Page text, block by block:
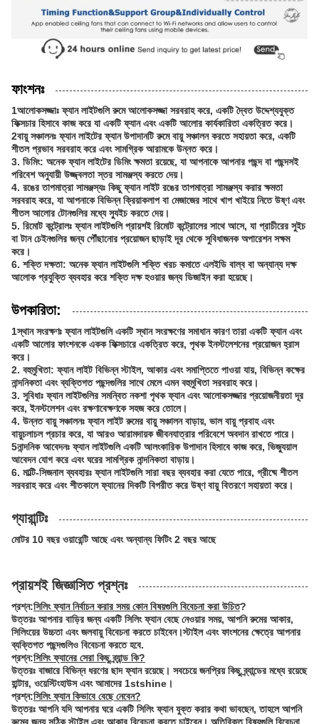
ফাংশনঃ
1আলোকসজ্জাঃ ফ্যান লাইটগুলি রুমে আলোকসজ্জা সরবরাহ করে, একটি দ্বৈত উদ্দেশ্যযুক্ত
ফিক্সচার হিসাবে কাজ করে যা একটি ফ্যান এবং একটি আলোর কার্যকারিতা একত্রিত করে।
2বায়ু সঞ্চালনঃ ফ্যান লাইটের ফ্যান উপাদানটি রুমে বায়ু সঞ্চালন করতে সহায়তা করে, একটি
শীতল প্রভাব সরবরাহ করে এবং সামগ্রিক আরামকে উন্নত করে।
3. ডিমিং: অনেক ফ্যান লাইটের ডিমিং ক্ষমতা রয়েছে, যা আপনাকে আপনার পছন্দ বা পছন্দসই
পরিবেশ অনুযায়ী উজ্জ্বলতা স্তর সামঞ্জস্য করতে দেয়।
4. রঙের তাপমাত্রা সামঞ্জস্যঃ কিছু ফ্যান লাইট রঙের তাপমাত্রা সামঞ্জস্য করার ক্ষমতা
সরবরাহ করে, যা আপনাকে বিভিন্ন ক্রিয়াকলাপ বা মেজাজের সাথে খাপ খাইয়ে নিতে উষ্ণ এবং
শীতল আলোর টোনগুলির মধ্যে স্যুইচ করতে দেয়।
5. রিমোট কন্ট্রোলঃ ফ্যান লাইটগুলি প্রায়শই রিমোট কন্ট্রোলের সাথে আসে, যা প্রাচীরের সুইচ
বা টান চেইনগুলির জন্য পৌঁছানোর প্রয়োজন ছাড়াই দূর থেকে সুবিধাজনক অপারেশন সক্ষম
করে।
6. শক্তি দক্ষতা: অনেক ফ্যান লাইটগুলি শক্তি খরচ কমাতে এলইডি বাল্ব বা অন্যান্য দক্ষ
আলোক প্রযুক্তি ব্যবহার করে শক্তি দক্ষ হওয়ার জন্য ডিজাইন করা হয়েছে।
উপকারিতা:
1স্থান সংরক্ষণঃ ফ্যান লাইটগুলি একটি স্থান সংরক্ষণের সমাধান কারণ তারা একটি ফ্যান এবং
একটি আলোর ফাংশনকে একক ফিক্সচারে একত্রিত করে, পৃথক ইনস্টলেশনের প্রয়োজন হ্রাস
করে।
2. বহুমুখিতা: ফ্যান লাইট বিভিন্ন স্টাইল, আকার এবং সমাপ্তিতে পাওয়া যায়, বিভিন্ন কক্ষের
নান্দনিকতা এবং ব্যক্তিগত পছন্দগুলির সাথে মেলে এমন বহুমুখিতা সরবরাহ করে।
3. সুবিধাঃ ফ্যান লাইটগুলির সমন্বিত নকশা পৃথক ফ্যান এবং আলোকসজ্জার প্রয়োজনীয়তা দূর
করে, ইনস্টলেশন এবং রক্ষণাবেক্ষণকে সহজ করে তোলে।
4. উন্নত বায়ু সঞ্চালনঃ ফ্যান লাইট রুমের বায়ু সঞ্চালন বাড়ায়, ভাল বায়ু প্রবাহ এবং
বায়ুচলাচল প্রচার করে, যা আরও আরামদায়ক জীবনযাত্রার পরিবেশে অবদান রাখতে পারে।
5নান্দনিক আবেদনঃ ফ্যান লাইটগুলি একটি আলংকারিক উপাদান হিসাবে কাজ করে, ভিজ্যুয়াল
আবেদন যোগ করে এবং ঘরের সামগ্রিক নান্দনিকতা বাড়ায়।
6. মাল্টি-সিজনাল ব্যবহারঃ ফ্যান লাইটগুলি সারা বছর ব্যবহার করা যেতে পারে, গ্রীষ্মে শীতল
সরবরাহ করে এবং শীতকালে ফ্যানের দিকটি বিপরীত করে উষ্ণ বায়ু বিতরণে সহায়তা করে।
গ্যারান্টিঃ
মোটর 10 বছর ওয়ারেন্টি আছে এবং অন্যান্য ফিটিং 2 বছর আছে
প্রায়শই জিজ্ঞাসিত প্রশ্নঃ
প্রশ্ন:সিলিং ফ্যান নির্বাচন করার সময় কোন বিষয়গুলি বিবেচনা করা উচিত?
উত্তরঃ আপনার বাড়ির জন্য একটি সিলিং ফ্যান বেছে নেওয়ার সময়, আপনি রুমের আকার,
সিলিংয়ের উচ্চতা এবং জলবায়ু বিবেচনা করতে চাইবেন।স্টাইল এবং ফাংশনের ক্ষেত্রে আপনার
ব্যক্তিগত পছন্দগুলিও বিবেচনা করতে হবে.
প্রশ্ন:সিলিং ফ্যানের সেরা কিছু ব্র্যান্ড কি?
উত্তরঃ বাজারে বিভিন্ন ধরণের ছাদ ফ্যান রয়েছে। সবচেয়ে জনপ্রিয় কিছু ব্র্যান্ডের মধ্যে রয়েছে
হান্টার, ওয়েস্টিংহাউস এবং আমাদের 1stshine।
প্রশ্ন:সিলিং ফ্যান কিভাবে বেছে নেবেন?
উত্তরঃ আপনি যদি আপনার ঘরে একটি সিলিং ফ্যান যুক্ত করার কথা ভাবছেন, তাহলে আপনি